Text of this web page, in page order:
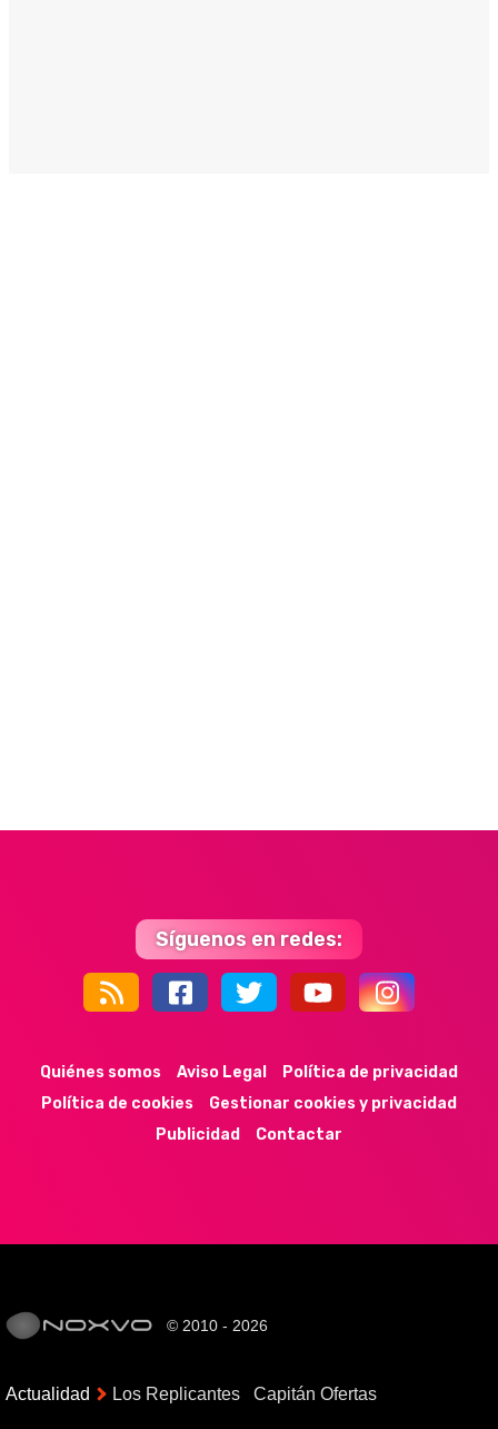
Síguenos en redes:
44k 9k 35k 352
Quiénes somos Aviso Legal
Política de privacidad
Política de cookies
Gestionar cookies y privacidad
Publicidad
Contactar
© 2010 - 2026
Actualidad Los Replicantes Capitán Ofertas